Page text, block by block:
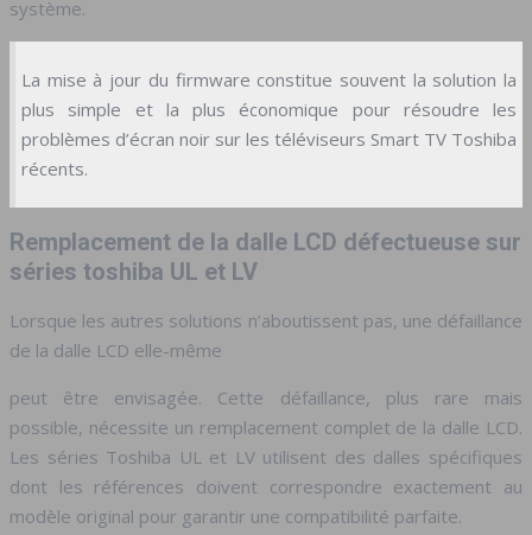
système.
La mise à jour du firmware constitue souvent la solution la
plus simple et la plus économique pour résoudre les
problèmes d’écran noir sur les téléviseurs Smart TV Toshiba
récents.
Remplacement de la dalle LCD défectueuse sur
séries toshiba UL et LV
Lorsque les autres solutions n’aboutissent pas, une défaillance
de la dalle LCD elle-même
peut être envisagée. Cette défaillance, plus rare mais
possible, nécessite un remplacement complet de la dalle LCD.
Les séries Toshiba UL et LV utilisent des dalles spécifiques
dont les références doivent correspondre exactement au
modèle original pour garantir une compatibilité parfaite.